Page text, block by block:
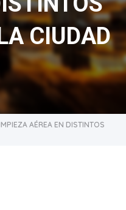
CIUDAD
AÉREA EN DISTINTOS